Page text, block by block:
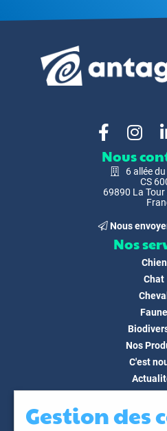
Nous
6 allée
CS
69890 La
Nous
Nos
Chien
Chat
Cheval
Faune
Nos
C'est
FAQ
Gestion des